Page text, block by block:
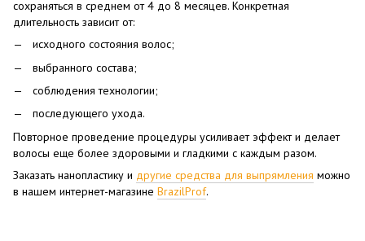
сохраняться в среднем от 4 до 8 месяцев. Конкретная
длительность зависит от:
исходного состояния волос;
выбранного состава;
соблюдения технологии;
последующего ухода.
Повторное проведение процедуры усиливает эффект и делает
волосы еще более здоровыми и гладкими с каждым разом.
Заказать нанопластику и другие средства для выпрямления можно
в нашем интернет-магазине BrazilProf.